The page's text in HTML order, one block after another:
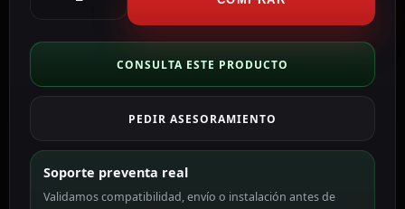
adquisición
control
de
ADAM-
6060-
cantidad
CONSULTA ESTE PRODUCTO
PEDIR ASESORAMIENTO
Soporte preventa real
Validamos compatibilidad, envío o instalación antes de